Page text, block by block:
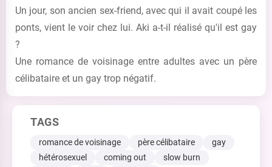
Un jour, son ancien sex-friend, avec qui il avait coupé les
ponts, vient le voir chez lui. Aki a-t-il réalisé qu'il est gay
?
Une romance de voisinage entre adultes avec un père
célibataire et un gay trop négatif.
TAGS
romance de voisinage père célibataire
gay
hétérosexuel
coming out
slow burn